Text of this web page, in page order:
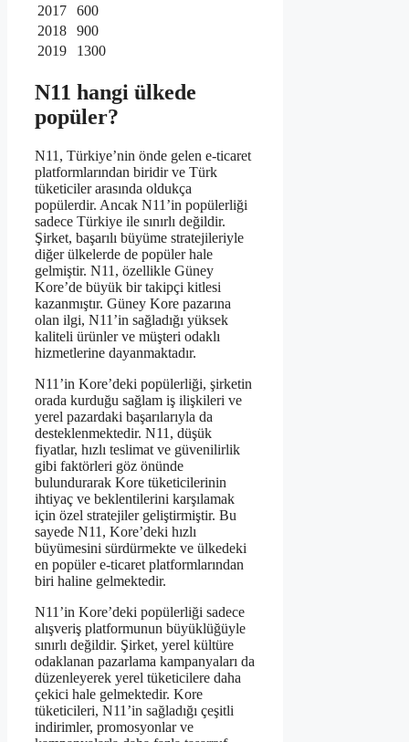
2017
600
2018
900
2019
1300
N11 hangi ülkede
popüler?
N11, Türkiye’nin önde gelen e-ticaret
platformlarından biridir ve Türk
tüketiciler arasında oldukça
popülerdir. Ancak N11’in popülerliği
sadece Türkiye ile sınırlı değildir.
Şirket, başarılı büyüme stratejileriyle
diğer ülkelerde de popüler hale
gelmiştir. N11, özellikle Güney
Kore’de büyük bir takipçi kitlesi
kazanmıştır. Güney Kore pazarına
olan ilgi, N11’in sağladığı yüksek
kaliteli ürünler ve müşteri odaklı
hizmetlerine dayanmaktadır.
N11’in Kore’deki popülerliği, şirketin
orada kurduğu sağlam iş ilişkileri ve
yerel pazardaki başarılarıyla da
desteklenmektedir. N11, düşük
fiyatlar, hızlı teslimat ve güvenilirlik
gibi faktörleri göz önünde
bulundurarak Kore tüketicilerinin
ihtiyaç ve beklentilerini karşılamak
için özel stratejiler geliştirmiştir. Bu
sayede N11, Kore’deki hızlı
büyümesini sürdürmekte ve ülkedeki
en popüler e-ticaret platformlarından
biri haline gelmektedir.
N11’in Kore’deki popülerliği sadece
alışveriş platformunun büyüklüğüyle
sınırlı değildir. Şirket, yerel kültüre
odaklanan pazarlama kampanyaları da
düzenleyerek yerel tüketicilere daha
çekici hale gelmektedir. Kore
tüketicileri, N11’in sağladığı çeşitli
indirimler, promosyonlar ve